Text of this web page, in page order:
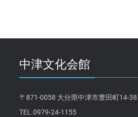
中津文化会館
〒871-0058 大分県中津市豊田町14-38
TEL.0979-24-1155